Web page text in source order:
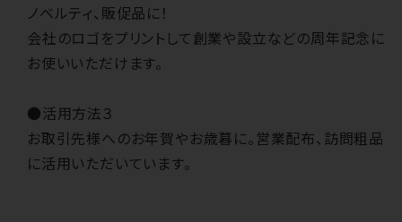
ノベルティ、販促品に！
会社のロゴをプリントして創業や設立などの周年記念に
お使いいただけます。
●活用方法３
お取引先様へのお年賀やお歳暮に。営業配布、訪問粗品
に活用いただいています。